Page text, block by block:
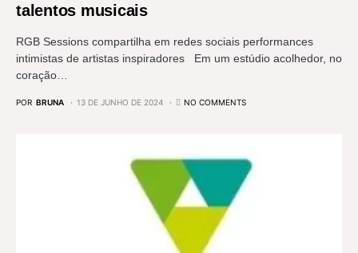
talentos musicais
RGB Sessions compartilha em redes sociais performances
intimistas de artistas inspiradores Em um estúdio acolhedor, no
coração…
POR BRUNA 13 DE JUNHO DE 2024 NO COMMENTS